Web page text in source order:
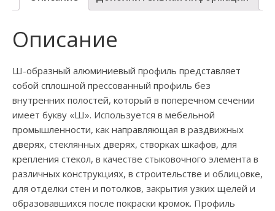
Описание
Ш-образный алюминиевый профиль представляет
собой сплошной прессованный профиль без
внутренних полостей, который в поперечном сечении
имеет букву «Ш». Используется в мебельной
промышленности, как направляющая в раздвижных
дверях, стеклянных дверях, створках шкафов, для
крепления стекол, в качестве стыковочного элемента в
различных конструкциях, в строительстве и облицовке,
для отделки стен и потолков, закрытия узких щелей и
образовавшихся после покраски кромок. Профиль